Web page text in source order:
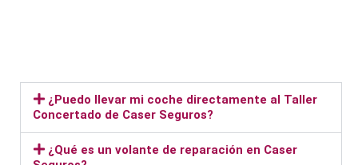
¿Puedo llevar mi coche directamente al Taller
Concertado de Caser Seguros?
¿Qué es un volante de reparación en Caser